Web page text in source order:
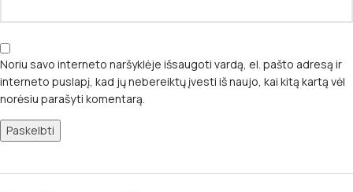
Noriu savo interneto naršyklėje išsaugoti vardą, el. pašto adresą ir
interneto puslapį, kad jų nebereiktų įvesti iš naujo, kai kitą kartą vėl
norėsiu parašyti komentarą.